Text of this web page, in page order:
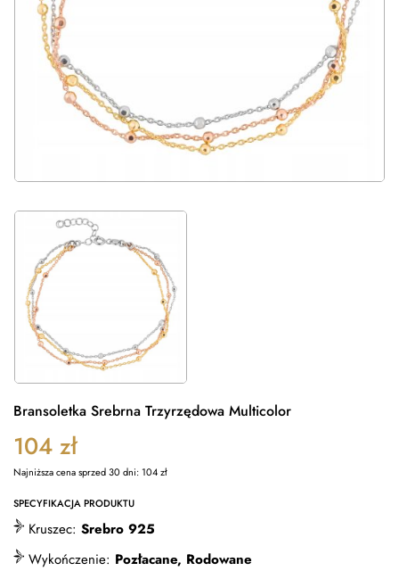
Bransoletka Srebrna Trzyrzędowa Multicolor
104 zł
Najniższa cena sprzed 30 dni:104zł
SPECYFIKACJA PRODUKTU
Kruszec: Srebro 925
Wykończenie: Pozłacane, Rodowane